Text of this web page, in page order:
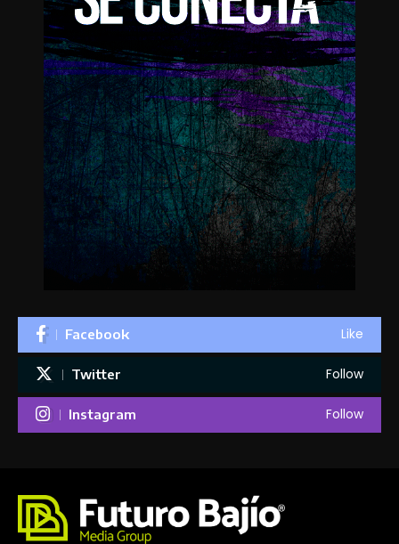
Facebook Like
Twitter Follow
Instagram Follow